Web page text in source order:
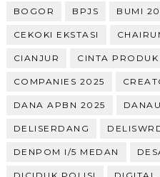
BOGOR BPJS BUMI
CEKOKI EKSTASI
CIANJUR CINTA PRODUK
COMPANIES 2025
DANA APBN 2025
DELISERDANG
DENPOM I/5 MEDAN